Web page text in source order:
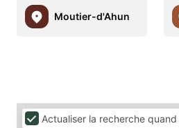
Moutier-d'Ahun
Actualiser la recherche